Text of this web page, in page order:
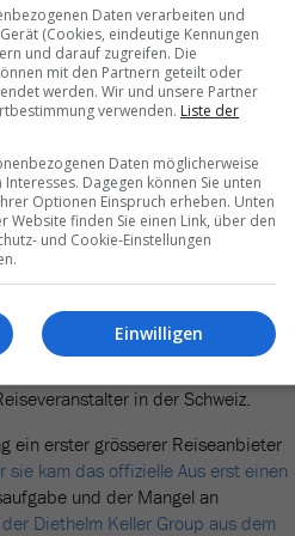
hatte schon im Mai von
Gesundheit publizierteanfangs Juli
Liste», worauf Länder zu finden
mit sich zog - in den
sich rasch Widerstand, doch die
diese
Schweiz dermassen zu
bald keine Schweizer mehr bei
im Ausland aufzutauchen
nur negative Zeichen. In
der Kommunikation der
; im Juli kommunizierten dann auch
in der Schweiz.
ein erster grösserer Reiseanbieter
sie kam das offizielle Aus erst einen
und der Mangel an
Diethelm Keller Group aus dem
Daten verarbeiten und
(Cookies, eindeutige Kennungen
und darauf zugreifen. Die
mit den Partnern geteilt oder
werden. Wir und unsere Partner
verwenden. Liste der
Daten möglicherweise
Dagegen können Sie unten
Optionen Einspruch erheben. Unten
Website finden Sie einen Link, über den
und Cookie-Einstellungen
Einwilligen